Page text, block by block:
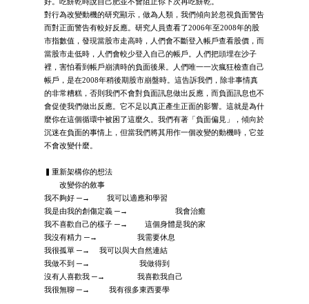
對行為改變動機的研究顯示，做為人類，我們傾向於忽視負面警告
而對正面警告有較好反應。研究人員查看了2006年至2008年的股
市指數值，發現當股市走高時，人們會不斷登入帳戶查看股價，而
當股市走低時，人們會較少登入自己的帳戶。人們把頭埋在沙子
裡，害怕看到帳戶崩潰時的負面後果。人們唯一一次瘋狂檢查自己
帳戶，是在2008年稍後期股市崩盤時。這告訴我們，除非事情真
的非常糟糕，否則我們不會對負面訊息做出反應，而負面訊息也不
會促使我們做出反應。它不足以真正產生正面的影響。這就是為什
麼你在這個循環中被困了這麼久。我們有著「負面偏見」，傾向於
沉迷在負面的事情上，但當我們將其用作一個改變的動機時，它並
不會改變什麼。
▍重新架構你的想法
改變你的敘事
我不夠好 ─→ 我可以適應和學習
我是由我的創傷定義 ─→ 我會治癒
我不喜歡自己的樣子 ─→ 這個身體是我的家
我沒有精力 ─→ 我需要休息
我很孤單 ─→ 我可以與大自然連結
我做不到 ─→ 我做得到
沒有人喜歡我 ─→ 我喜歡我自己
我很無聊 ─→ 我有很多東西要學